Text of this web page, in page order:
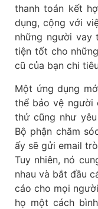
thanh toán kết
dụng, cộng với
những người
tiện tốt cho
cũ của bạn chi
Một ứng dụng
thể bảo vệ người
thử cũng như
Bộ phận chăm
ấy sẽ gửi email
Tuy nhiên, nó
nhau và bắt đầu
cáo cho mọi
họ một cách